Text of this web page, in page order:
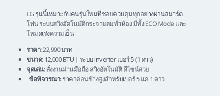
LG รุ่นนี้เหมาะกับคนรุ่นใหม่ที่ชอบควบคุมทุกอย่างผ่านสมาร์ต
โฟน ระบบสวิงอัตโนมัติกระจายลมทั่วห้อง มีทั้ง ECO Mode และ
โหมดเร่งความเย็น
ราคา:22,990 บาท
ขนาด:12,000 BTU | ระบบ Inverter เบอร์ 5 (1 ดาว)
จุดเด่น:สั่งงานผ่านมือถือ สวิงอัตโนมัติ ดีไซน์สวย
ข้อพิจารณา:ราคาค่อนข้างสูงสำหรับเบอร์ 5 แค่ 1 ดาว